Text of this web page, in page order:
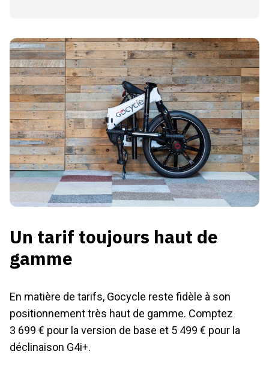
Un tarif toujours haut de
gamme
En matière de tarifs, Gocycle reste fidèle à son
positionnement très haut de gamme. Comptez
3 699 € pour la version de base et 5 499 € pour la
déclinaison G4i+.